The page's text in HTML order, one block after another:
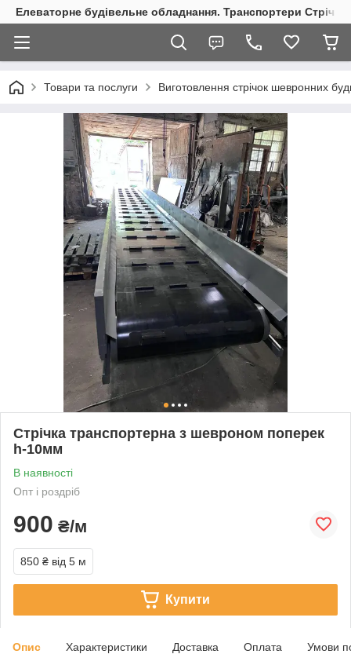
Елеваторне будівельне обладнання. Транспортери
Товари та послуги Виготовлення стрічок шевронних
Стрічка транспортерна з шевроном поперек
h-10мм
В наявності
Опт і роздріб
900 ₴/м
850 ₴ від 5 м
Купити
Опис Характеристики Доставка Оплата Умови